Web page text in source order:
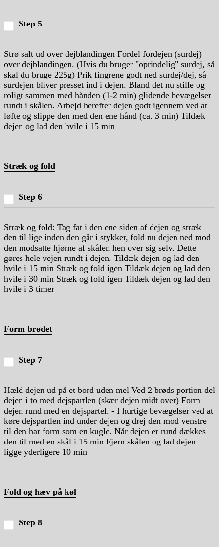
Step 5
Strø salt ud over dejblandingen Fordel fordejen (surdej)
over dejblandingen. (Hvis du bruger "oprindelig" surdej, så
skal du bruge 225g) Prik fingrene godt ned surdej/dej, så
surdejen bliver presset ind i dejen. Bland det nu stille og
roligt sammen med hånden (1-2 min) glidende bevægelser
rundt i skålen. Arbejd herefter dejen godt igennem ved at
løfte og slippe den med den ene hånd (ca. 3 min) Tildæk
dejen og lad den hvile i 15 min
Stræk og fold
Step 6
Stræk og fold: Tag fat i den ene siden af dejen og stræk
den til lige inden den går i stykker, fold nu dejen ned mod
den modsatte hjørne af skålen hen over sig selv. Dette
gøres hele vejen rundt i dejen. Tildæk dejen og lad den
hvile i 15 min Stræk og fold igen Tildæk dejen og lad den
hvile i 30 min Stræk og fold igen Tildæk dejen og lad den
hvile i 3 timer
Form brødet
Step 7
Hæld dejen ud på et bord uden mel Ved 2 brøds portion del
dejen i to med dejspartlen (skær dejen midt over) Form
dejen rund med en dejspartel. - I hurtige bevægelser ved at
køre dejspartlen ind under dejen og drej den mod venstre
til den har form som en kugle. Når dejen er rund dækkes
den til med en skål i 15 min Fjern skålen og lad dejen
ligge yderligere 10 min
Fold og hæv på køl
Step 8